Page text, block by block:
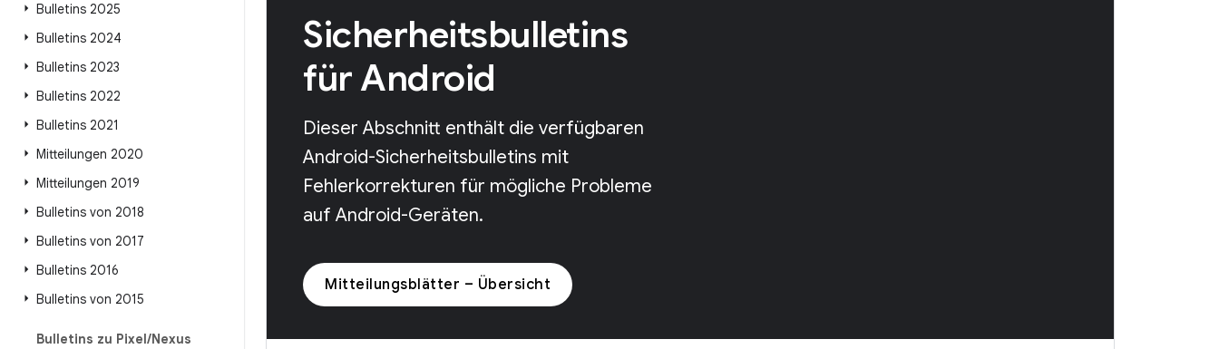
Bulletins 2025
Bulletins 2024
Bulletins 2023
Bulletins 2022
Bulletins 2021
Mitteilungen 2020
Mitteilungen 2019
Bulletins von 2018
Bulletins von 2017
Bulletins 2016
Bulletins von 2015
Bulletins zu Pixel/Nexus
Sicherheitsbulletins
für Android
Dieser Abschnitt enthält die verfügbaren
Android-Sicherheitsbulletins mit
Fehlerkorrekturen für mögliche Probleme
auf Android-Geräten.
Mitteilungsblätter – Übersicht